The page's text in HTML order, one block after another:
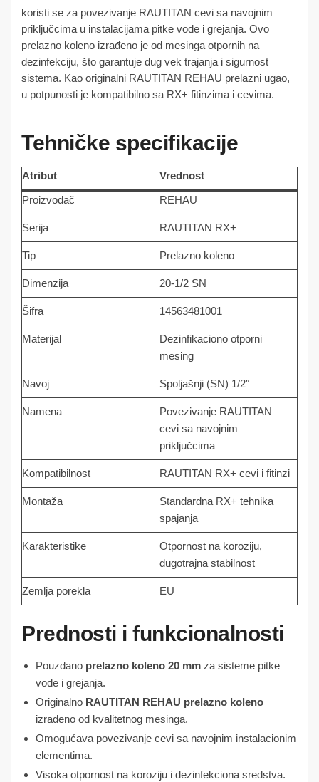
koristi se za povezivanje RAUTITAN cevi sa navojnim
priključcima u instalacijama pitke vode i grejanja. Ovo
prelazno koleno izrađeno je od mesinga otpornih na
dezinfekciju, što garantuje dug vek trajanja i sigurnost
sistema. Kao originalni RAUTITAN REHAU prelazni ugao,
u potpunosti je kompatibilno sa RX+ fitinzima i cevima.
Tehničke specifikacije
Atribut
Vrednost
Proizvođač
REHAU
Serija RAUTITAN RX+
Tip Prelazno koleno
Dimenzija 20-1/2 SN
Šifra 14563481001
Materijal
Dezinfikaciono otporni
mesing
Navoj Spoljašnji (SN) 1/2″
Namena
Povezivanje RAUTITAN
cevi sa navojnim
priključcima
Kompatibilnost RAUTITAN RX+ cevi i fitinzi
Montaža
Standardna RX+ tehnika
spajanja
Karakteristike
Otpornost na koroziju,
dugotrajna stabilnost
Zemlja porekla EU
Prednosti i funkcionalnosti
Pouzdano prelazno koleno 20 mm za sisteme pitke
vode i grejanja.
Originalno RAUTITAN REHAU prelazno koleno
izrađeno od kvalitetnog mesinga.
Omogućava povezivanje cevi sa navojnim instalacionim
elementima.
Visoka otpornost na koroziju i dezinfekciona sredstva.